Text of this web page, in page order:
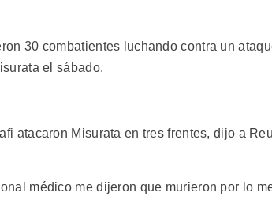
30 combatientes luchando contra un
el sábado.
atacaron Misurata en tres frentes, dijo a
médico me dijeron que murieron por lo